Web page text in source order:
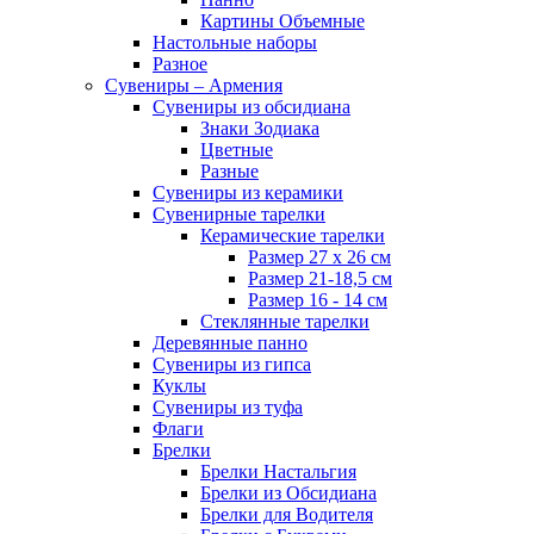
Картины Объемные
Настольные наборы
Разное
Сувениры – Армения
Сувениры из обсидиана
Знаки Зодиака
Цветные
Разные
Сувениры из керамики
Сувенирные тарелки
Керамические тарелки
Размер 27 х 26 см
Размер 21-18,5 см
Размер 16 - 14 см
Стеклянные тарелки
Деревянные панно
Сувениры из гипса
Куклы
Сувениры из туфа
Флаги
Брелки
Брелки Настальгия
Брелки из Обсидиана
Брелки для Водителя